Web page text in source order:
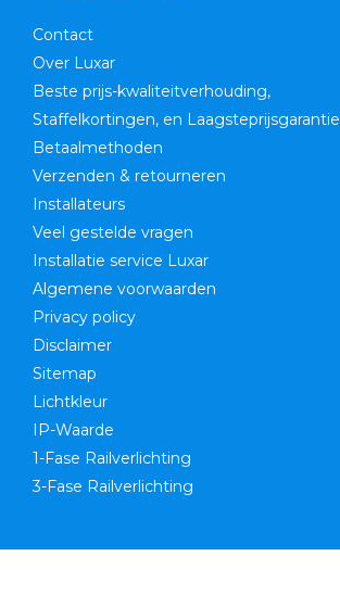
Contact
Over Luxar
Beste prijs-kwaliteitverhouding,
Staffelkortingen, en Laagsteprijsgarantie
Betaalmethoden
Verzenden & retourneren
Installateurs
Veel gestelde vragen
Installatie service Luxar
Algemene voorwaarden
Privacy policy
Disclaimer
Sitemap
Lichtkleur
IP-Waarde
1-Fase Railverlichting
3-Fase Railverlichting